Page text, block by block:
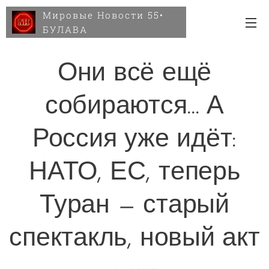
Мировые Новости 55•
БУЛАВА
Они всё ещё
собираются... А
Россия уже идёт:
НАТО, ЕС, теперь
Туран — старый
спектакль, новый акт